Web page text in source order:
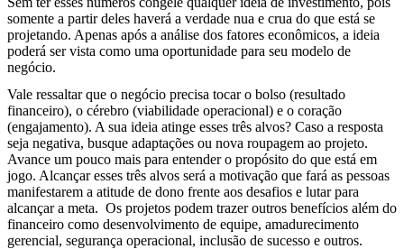
somente a partir deles haverá a verdade nua e crua do que está se
projetando. Apenas após a análise dos fatores econômicos, a ideia
poderá ser vista como uma oportunidade para seu modelo de
negócio.
Vale ressaltar que o negócio precisa tocar o bolso (resultado
financeiro), o cérebro (viabilidade operacional) e o coração
(engajamento). A sua ideia atinge esses três alvos? Caso a resposta
seja negativa, busque adaptações ou nova roupagem ao projeto.
Avance um pouco mais para entender o propósito do que está em
jogo. Alcançar esses três alvos será a motivação que fará as pessoas
manifestarem a atitude de dono frente aos desafios e lutar para
alcançar a meta. Os projetos podem trazer outros benefícios além do
financeiro como desenvolvimento de equipe, amadurecimento
gerencial, segurança operacional, inclusão de sucesso e outros.